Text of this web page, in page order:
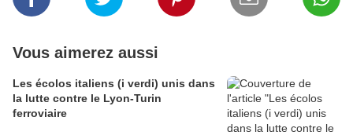
Vous aimerez aussi
Les écolos italiens (i verdi) unis dans
la lutte contre le Lyon-Turin
ferroviaire